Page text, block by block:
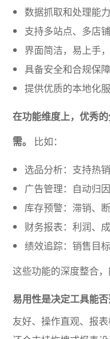
数据抓取和处理能
支持多站点、多店
界面简洁，易上手
具备安全和合规保
提供优质的本地化
在功能维度上，优秀
需。
比如：
选品分析：支持热
广告管理：自动归
库存预警：滞销、
财务报表：利润、
绩效追踪：销售目
这些功能的深度整合
易用性是决定工具能否
友好、操作直观、报